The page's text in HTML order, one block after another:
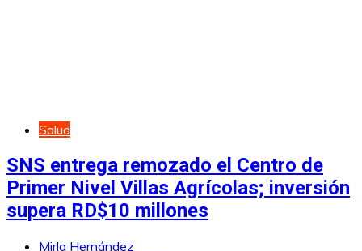
Salud
SNS entrega remozado el Centro de
Primer Nivel Villas Agrícolas; inversión
supera RD$10 millones
Mirla Hernández